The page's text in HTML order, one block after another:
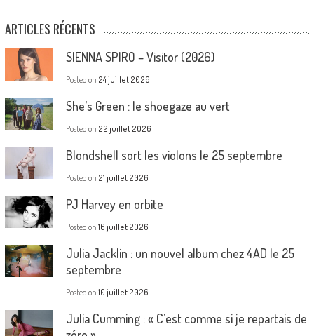
ARTICLES RÉCENTS
SIENNA SPIRO – Visitor (2026)
Posted on 24 juillet 2026
She’s Green : le shoegaze au vert
Posted on 22 juillet 2026
Blondshell sort les violons le 25 septembre
Posted on 21 juillet 2026
PJ Harvey en orbite
Posted on 16 juillet 2026
Julia Jacklin : un nouvel album chez 4AD le 25
septembre
Posted on 10 juillet 2026
Julia Cumming : « C’est comme si je repartais de